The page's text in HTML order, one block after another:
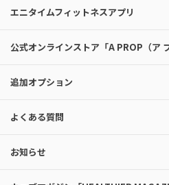
エニタイムフィットネスアプリ
公式オンラインストア「A PROP（ア
追加オプション
よくある質問
お知らせ